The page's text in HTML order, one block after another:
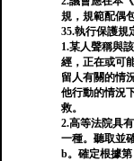
規，規範配偶
35.執行保護規
1.某人聲稱與
經，正在或可
留人有關的情
他行動的情況
救。
2.高等法院具
一種。聽取並
b。確定根據第